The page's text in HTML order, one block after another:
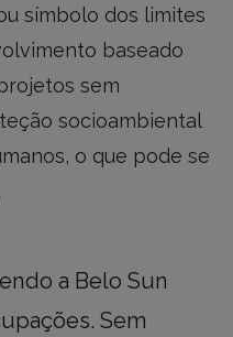
símbolo dos limites
baseado
sem
socioambiental
o que pode se
a Belo Sun
Sem